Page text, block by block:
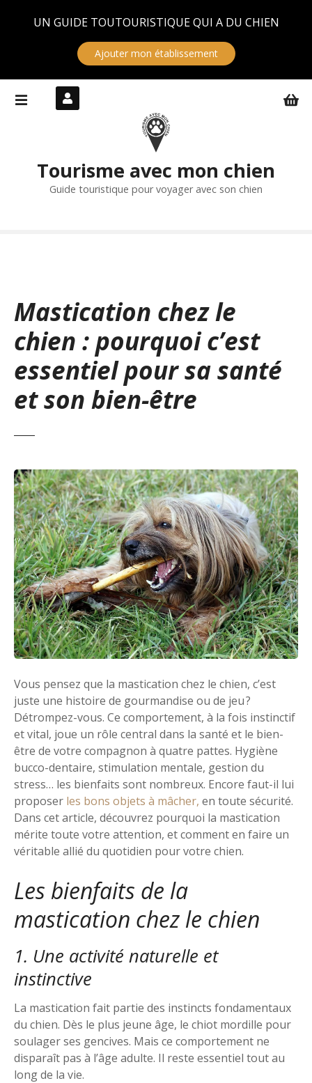
UN GUIDE TOUTOURISTIQUE QUI A DU CHIEN
Ajouter mon établissement
Tourisme avec mon chien
Guide touristique pour voyager avec son chien
Mastication chez le
chien : pourquoi c’est
essentiel pour sa santé
et son bien-être
Vous pensez que la mastication chez le chien, c’est
juste une histoire de gourmandise ou de jeu ?
Détrompez-vous. Ce comportement, à la fois instinctif
et vital, joue un rôle central dans la santé et le bien-
être de votre compagnon à quatre pattes. Hygiène
bucco-dentaire, stimulation mentale, gestion du
stress… les bienfaits sont nombreux. Encore faut-il lui
proposer les bons objets à mâcher, en toute sécurité.
Dans cet article, découvrez pourquoi la mastication
mérite toute votre attention, et comment en faire un
véritable allié du quotidien pour votre chien.
Les bienfaits de la
mastication chez le chien
1. Une activité naturelle et
instinctive
La mastication fait partie des instincts fondamentaux
du chien. Dès le plus jeune âge, le chiot mordille pour
soulager ses gencives. Mais ce comportement ne
disparaît pas à l’âge adulte. Il reste essentiel tout au
long de la vie.